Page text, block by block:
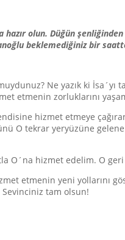
olun. Düğün
beklemediğiniz bir
Ne yazık ki
etmenin zorluklarını
hizmet etmeye
O tekrar yeryüzüne
hizmet edelim. O geri
etmenin yeni yollarını
Sevinciniz tam olsun!